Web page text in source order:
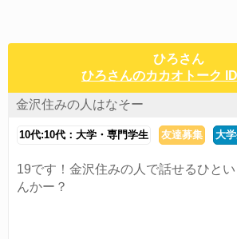
ひろさん
ひろさんのカカオトーク
金沢住みの人はなそー
10代:10代：大学・専門学生 友達募集 大
19です！金沢住みの人で話せるひと
んかー？